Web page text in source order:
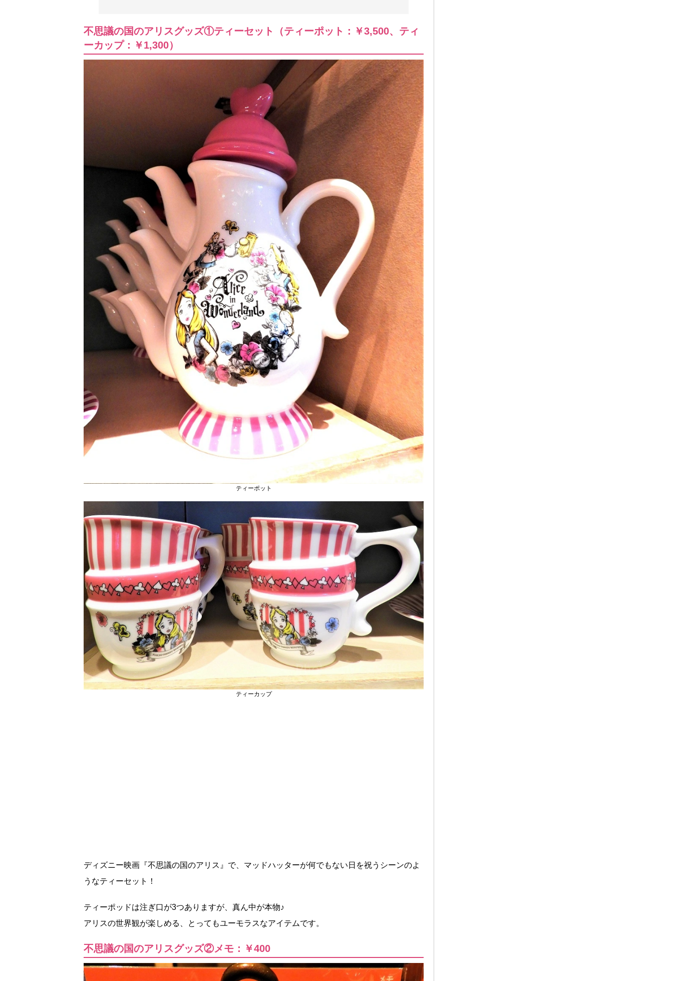
不思議の国のアリスグッズ①ティーセット（ティーポット：￥3,500、ティ
ーカップ：￥1,300）
ティーポット
ティーカップ
ディズニー映画『不思議の国のアリス』で、マッドハッターが何でもない日を祝うシーンのよ
うなティーセット！
ティーポッドは注ぎ口が3つありますが、真ん中が本物♪
アリスの世界観が楽しめる、とってもユーモラスなアイテムです。
不思議の国のアリスグッズ②メモ：￥400